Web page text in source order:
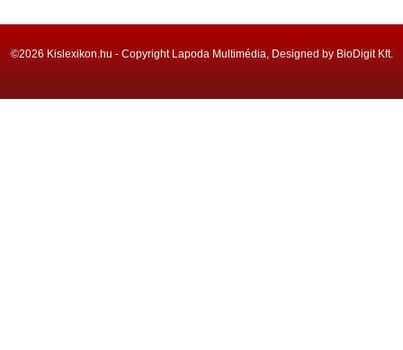
©2026 Kislexikon.hu - Copyright Lapoda Multimédia, Designed by BioDigit Kft.